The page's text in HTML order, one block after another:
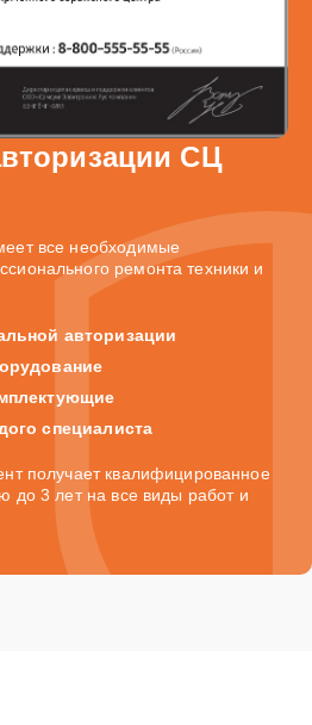
СЦ
все необходимые
ремонта техники и
авторизации
специалиста
получает квалифицированное
до 3 лет на все виды работ и